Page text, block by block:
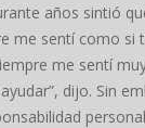
años sintió
me sentí como si
me sentí
dijo. Sin
personal